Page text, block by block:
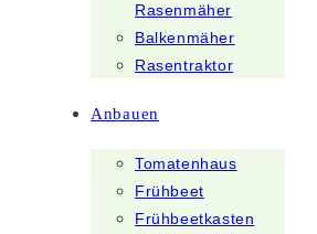
Rasenmäher
Balkenmäher
Rasentraktor
Anbauen
Tomatenhaus
Frühbeet
Frühbeetkasten